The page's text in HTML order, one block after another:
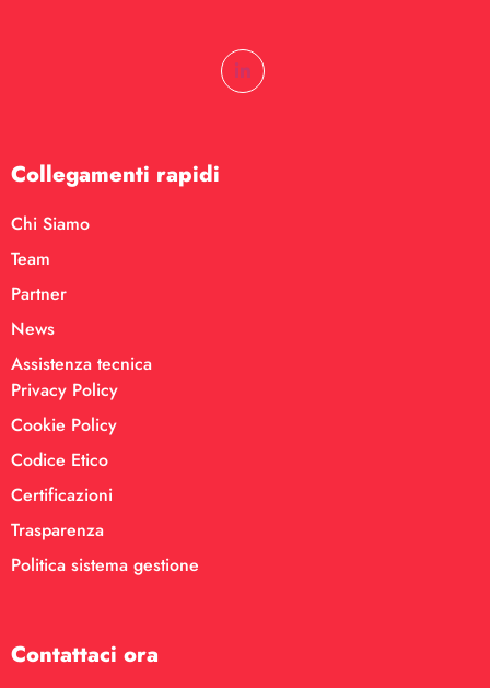
Collegamenti rapidi
Chi Siamo
Team
Partner
News
Assistenza tecnica
Privacy Policy
Cookie Policy
Codice Etico
Certificazioni
Trasparenza
Politica sistema gestione
Contattaci ora